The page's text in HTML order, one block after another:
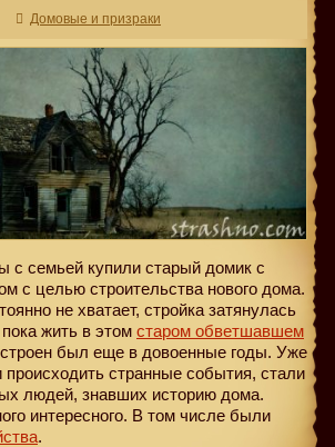
Домовые и призраки
с семьей купили старый домик с
с целью строительства нового дома.
не хватает, стройка затянулась
жить в этом старом обветшавшем
был еще в довоенные годы. Уже
происходить странные события, стали
людей, знавших историю дома.
интересного. В том числе были
.